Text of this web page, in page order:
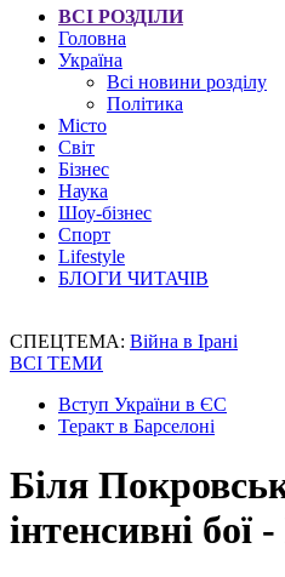
ВСІ РОЗДІЛИ
Головна
Україна
Всі новини розділу
Політика
Місто
Світ
Бізнес
Наука
Шоу-бізнес
Спорт
Lifestyle
БЛОГИ ЧИТАЧІВ
СПЕЦТЕМА: Війна в Ірані
ВСІ ТЕМИ
Вступ України в ЄС
Теракт в Барселоні
Біля
інтенсивні бої